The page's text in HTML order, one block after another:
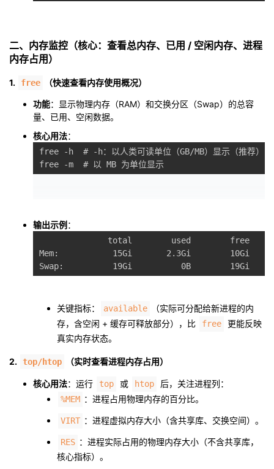
二、内存监控（核心：查看总内存、已用 / 空闲内存、进程
内存占用）
1. free （快速查看内存使用概况）
功能：显示物理内存（RAM）和交换分区（Swap）的总容
量、已用、空闲数据。
核心用法：
free -h  # -h：以人类可读单位（GB/MB）显示（推荐）
输出示例 ：
total        used        free
Mem:           15Gi       2.3Gi        10Gi
关键指标： available
（实际可分配给新进程的内
存，含空闲 + 缓存可释放部分），比
free
更能反映
真实内存状态。
2. top/htop （实时查看进程内存占用）
核心用法：运行 top 或 htop 后，关注进程列：
%MEM ：进程占用物理内存的百分比。
VIRT ：进程虚拟内存大小（含共享库、交换空间）。
RES ：进程实际占用的物理内存大小（不含共享库，
核心指标）。